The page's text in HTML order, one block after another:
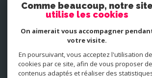
CHARLEVILLE-MEZIERES
NOUS
Comme beaucoup, notre site
utilise les cookies
On aimerait vous accompagner
votre visite.
En poursuivant, vous acceptez l'utilisation
cookies par ce site, afin de vous proposer
contenus adaptés et réaliser des